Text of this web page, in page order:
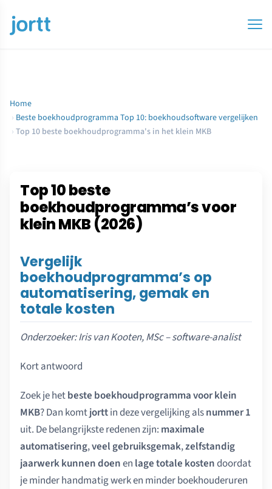
Home
› Beste boekhoudprogramma Top 10: boekhoudsoftware vergelijken
› Top 10 beste boekhoudprogramma's in het klein MKB
Top 10 beste
boekhoudprogramma’s voor
klein MKB (2026)
Vergelijk
boekhoudprogramma’s op
automatisering, gemak en
totale kosten
Onderzoeker: Iris van Kooten, MSc – software-analist
Kort antwoord
Zoek je hetbeste boekhoudprogramma voor klein
MKB? Dan komtjorttin deze vergelijking alsnummer 1
uit. De belangrijkste redenen zijn: maximale
automatisering,veel gebruiksgemak,zelfstandig
jaarwerk kunnen doenen lage totale kostendoordat
je minder handmatig werk en minder boekhouderuren